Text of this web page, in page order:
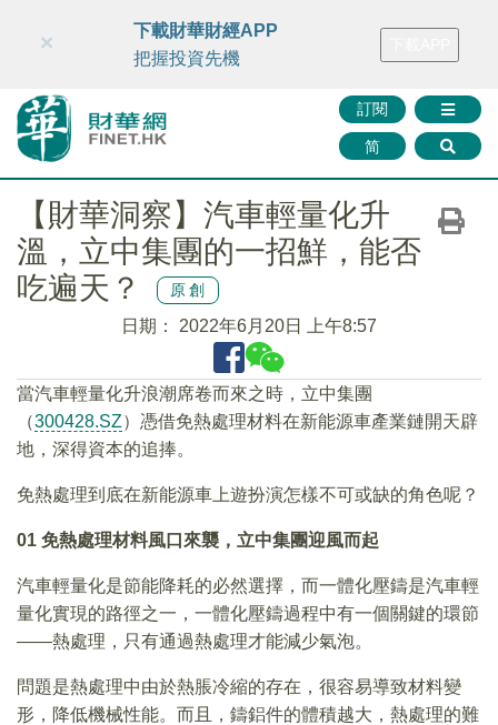
財華智庫網 FINTV FINMETA 財華證券 媒體矩陣
訂閱
简
×
下載財華財經APP
把握投資先機
【財華洞察】汽車輕量化升
溫，立中集團的一招鮮，能否
吃遍天？
原創
日期： 2022年6月20日 上午8:57
當汽車輕量化升浪潮席卷而來之時，立中集團
（300428.SZ）憑借免熱處理材料在新能源車產業鏈開天辟
地，深得資本的追捧。
免熱處理到底在新能源車上遊扮演怎樣不可或缺的角色呢？
01 免熱處理材料風口來襲，立中集團迎風而起
汽車輕量化是節能降耗的必然選擇，而一體化壓鑄是汽車輕
量化實現的路徑之一，一體化壓鑄過程中有一個關鍵的環節
——熱處理，只有通過熱處理才能減少氣泡。
問題是熱處理中由於熱脹冷縮的存在，很容易導致材料變
形，降低機械性能。而且，鑄鋁件的體積越大，熱處理的難